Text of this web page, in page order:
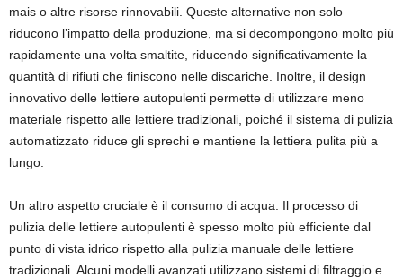
mais o altre risorse rinnovabili. Queste alternative non solo
riducono l’impatto della produzione, ma si decompongono molto più
rapidamente una volta smaltite, riducendo significativamente la
quantità di rifiuti che finiscono nelle discariche. Inoltre, il design
innovativo delle lettiere autopulenti permette di utilizzare meno
materiale rispetto alle lettiere tradizionali, poiché il sistema di pulizia
automatizzato riduce gli sprechi e mantiene la lettiera pulita più a
lungo.
Un altro aspetto cruciale è il consumo di acqua. Il processo di
pulizia delle lettiere autopulenti è spesso molto più efficiente dal
punto di vista idrico rispetto alla pulizia manuale delle lettiere
tradizionali. Alcuni modelli avanzati utilizzano sistemi di filtraggio e